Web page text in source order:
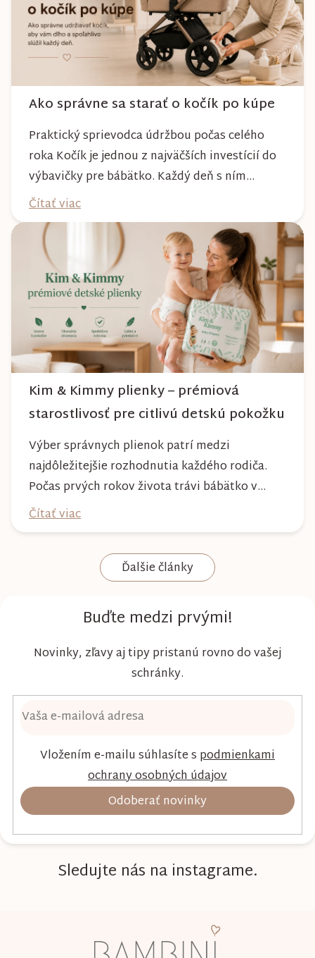
Ako správne sa starať o kočík po kúpe
Praktický sprievodca údržbou počas celého
roka Kočík je jednou z najväčších investícií do
výbavičky pre bábätko. Každý deň s ním
absolvujete prechádzky po meste, v parkoch,
na lesných chodníkoch aj počas nepriaznivého
počasia. Pravidelnou starostlivosťou si však
môžete byť istí, že vám bude spoľahlivo slúžiť
dlhé roky a zachová si svoj krásny vzhľ...
Čítať viac
Kim & Kimmy plienky – prémiová
starostlivosť pre citlivú detskú pokožku
Výber správnych plienok patrí medzi
najdôležitejšie rozhodnutia každého rodiča.
Počas prvých rokov života trávi bábätko v
plienke väčšinu dňa, preto by mala poskytovať
nielen spoľahlivú ochranu, ale aj maximálny
komfort a šetrnosť k citlivej pokožke. Plienky
Kim & Kimmy boli vyvinuté s dôrazom na
Čítať viac
Ďalšie články
Buďte medzi prvými!
Novinky, zľavy aj tipy pristanú rovno do vašej
schránky.
Vložením e-mailu súhlasíte s podmienkami
ochrany osobných údajov
Odoberať novinky
Sledujte nás na instagrame.